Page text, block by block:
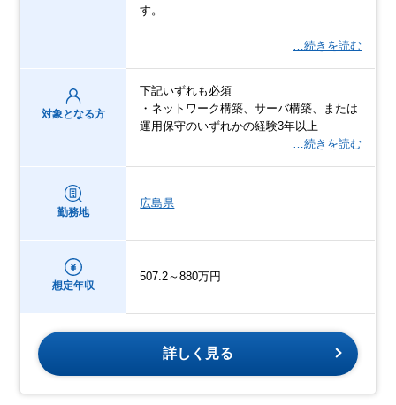
す。
…続きを読む
対象となる方
下記いずれも必須
・ネットワーク構築、サーバ構築、または
運用保守のいずれかの経験3年以上
…続きを読む
勤務地
広島県
想定年収
507.2～880万円
詳しく見る